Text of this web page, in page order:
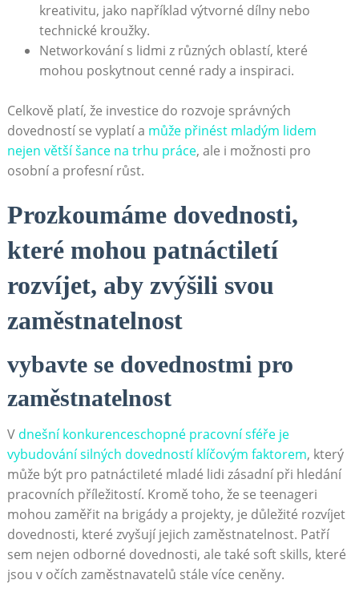
kreativitu, jako například výtvorné dílny nebo
technické kroužky.
Networkování s lidmi z různých oblastí, které
mohou poskytnout cenné rady a inspiraci.
Celkově platí, že investice do rozvoje správných
dovedností se vyplatí a může přinést mladým lidem
nejen větší šance na trhu práce, ale i možnosti pro
osobní a profesní růst.
Prozkoumáme dovednosti,
které mohou patnáctiletí
rozvíjet, aby zvýšili svou
zaměstnatelnost
vybavte se dovednostmi pro
zaměstnatelnost
V dnešní konkurenceschopné pracovní sféře je
vybudování silných dovedností klíčovým faktorem, který
může být pro patnáctileté mladé lidi zásadní při hledání
pracovních příležitostí. Kromě toho, že se teenageri
mohou zaměřit na brigády a projekty, je důležité rozvíjet
dovednosti, které zvyšují jejich zaměstnatelnost. Patří
sem nejen odborné dovednosti, ale také soft skills, které
jsou v očích zaměstnavatelů stále více ceněny.